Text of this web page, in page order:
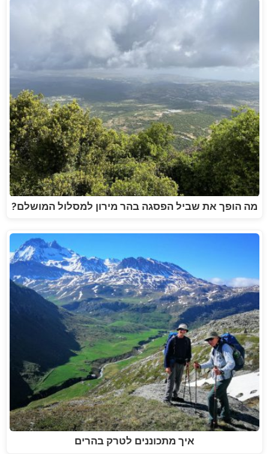
מה הופך את שביל הפסגה בהר מירון למסלול המושלם?
איך מתכוננים לטרק בהרים